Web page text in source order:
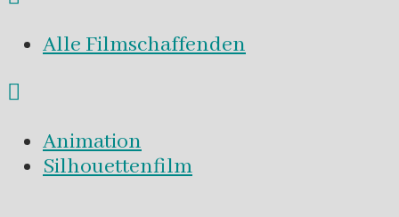
Alle Filmschaffenden
Animation
Silhouettenfilm